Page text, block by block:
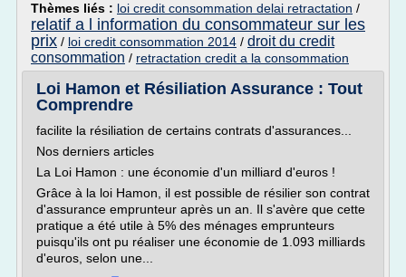
Thèmes liés : loi credit consommation delai retractation /
relatif a l information du consommateur sur les
prix / loi credit consommation 2014 / droit du credit
consommation / retractation credit a la consommation
Loi Hamon et Résiliation Assurance : Tout
Comprendre
facilite la résiliation de certains contrats d'assurances...
Nos derniers articles
La Loi Hamon : une économie d'un milliard d'euros !
Grâce à la loi Hamon, il est possible de résilier son contrat
d'assurance emprunteur après un an. Il s'avère que cette
pratique a été utile à 5% des ménages emprunteurs
puisqu'ils ont pu réaliser une économie de 1.093 milliards
d'euros, selon une...